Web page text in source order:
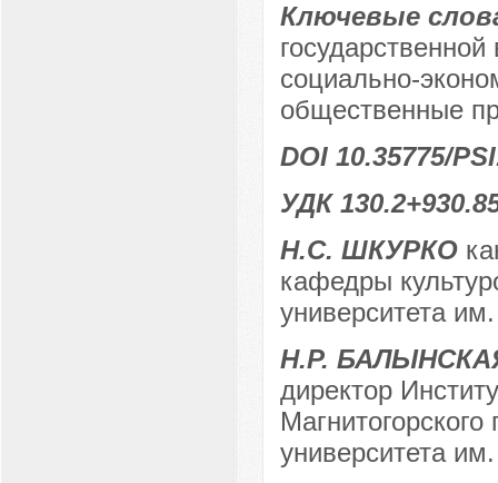
Ключевые
социально-
общественные
DOI 10.35775/
УДК
Н.С. ШКУРКО
кафедры
университета
Н.Р.
директор
Магнитогорского
университета